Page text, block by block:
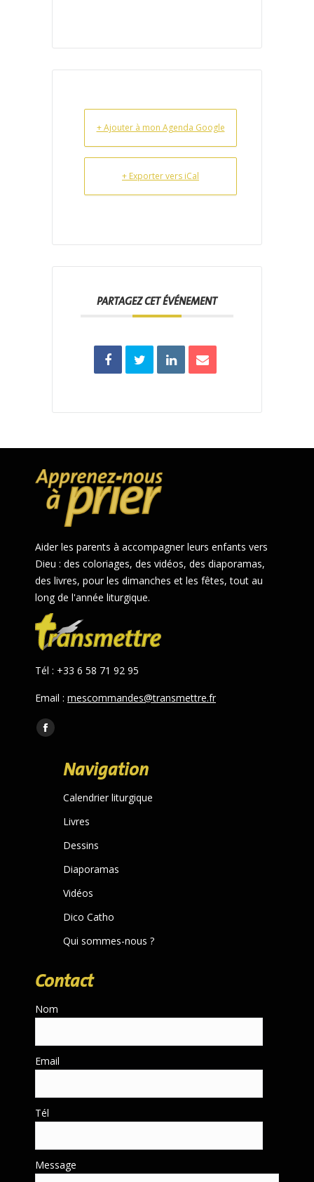
+ Ajouter à mon Agenda Google
+ Exporter vers iCal
PARTAGEZ CET ÉVÉNEMENT
Aider les parents à accompagner leurs enfants vers
Dieu : des coloriages, des vidéos, des diaporamas,
des livres, pour les dimanches et les fêtes, tout au
long de l'année liturgique.
Tél : +33 6 58 71 92 95
Email : mescommandes@transmettre.fr
Trouvez nous sur :
Facebook
opens
window
Navigation
Calendrier liturgique
Livres
Dessins
Diaporamas
Vidéos
Dico Catho
Qui sommes-nous ?
Contact
Nom
Email
Tél
Message